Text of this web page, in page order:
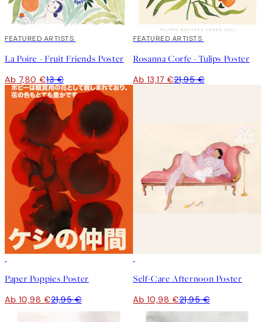
40%*
FEATURED ARTISTS
La Poire - Fruit Friends Poster
Ab 7,80 €13 €
40%*
FEATURED ARTISTS
Rosanna Corfe - Tulips Poster
Ab 13,17 €21,95 €
Paper Poppies Poster
Ab 10,98 €21,95 €
Self-Care Afternoon Poster
Ab 10,98 €21,95 €